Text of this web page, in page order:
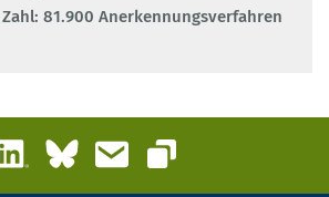
81.900 Anerkennungsverfahren
LinkedInBlueskyE-Mail
Link kopieren